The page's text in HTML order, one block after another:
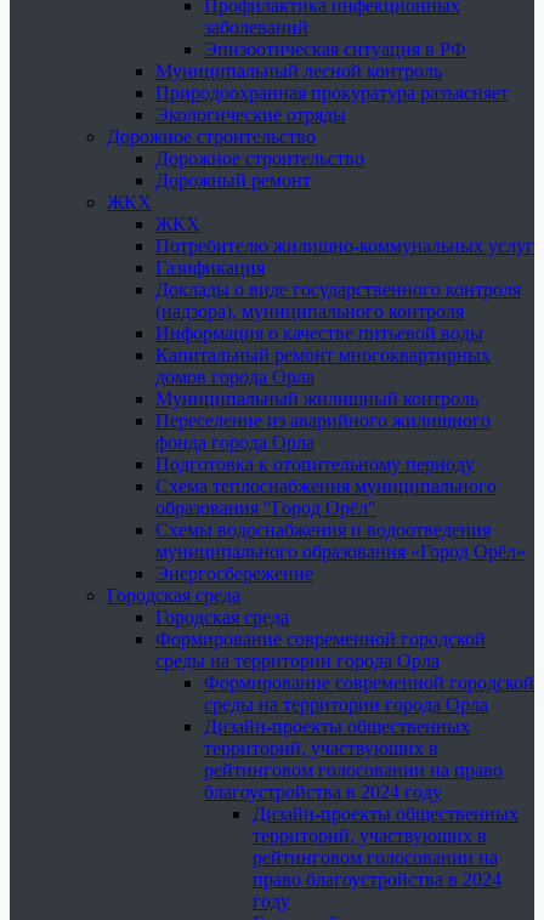
Профилактика инфекционных
заболеваний
Эпизоотическая ситуация в РФ
Муниципальный лесной контроль
Природоохранная прокуратура разъясняет
Экологические отряды
Дорожное строительство
Дорожное строительство
Дорожный ремонт
ЖКХ
ЖКХ
Потребителю жилищно-коммунальных услуг
Газификация
Доклады о виде государственного контроля
(надзора), муниципального контроля
Информация о качестве питьевой воды
Капитальный ремонт многоквартирных
домов города Орла
Муниципальный жилищный контроль
Переселение из аварийного жилищного
фонда города Орла
Подготовка к отопительному периоду
Схема теплоснабжения муниципального
образования "Город Орёл"
Схемы водоснабжения и водоотведения
муниципального образования «Город Орёл»
Энергосбережение
Городская среда
Городская среда
Формирование современной городской
среды на территории города Орла
Формирование современной городской
среды на территории города Орла
Дизайн-проекты общественных
территорий, участвующих в
рейтинговом голосовании на право
благоустройства в 2024 году
Дизайн-проекты общественных
территорий, участвующих в
рейтинговом голосовании на
право благоустройства в 2024
году